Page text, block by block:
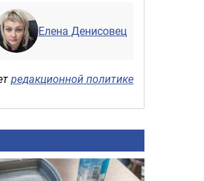
Елена Денисовец
редакционной политике